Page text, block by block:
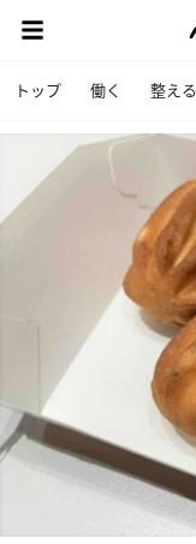
トップ 働く 整える